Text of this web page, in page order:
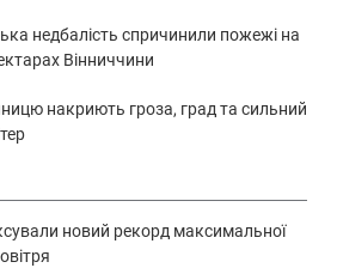
недбалість спричинили пожежі на
Вінниччини
накриють гроза, град та сильний
новий рекорд максимальної